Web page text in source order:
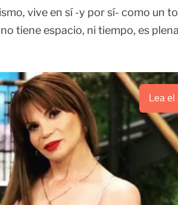
vive en sí -y por sí- como un
tiene espacio, ni tiempo, es
Lea el